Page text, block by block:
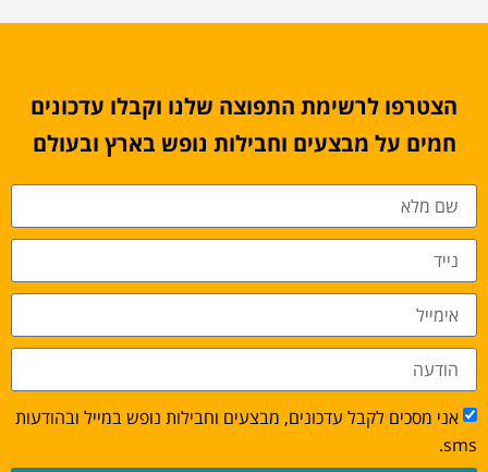
הצטרפו לרשימת התפוצה שלנו וקבלו עדכונים
חמים על מבצעים וחבילות נופש בארץ ובעולם
אני מסכים לקבל עדכונים, מבצעים וחבילות נופש במייל ובהודעות
sms.